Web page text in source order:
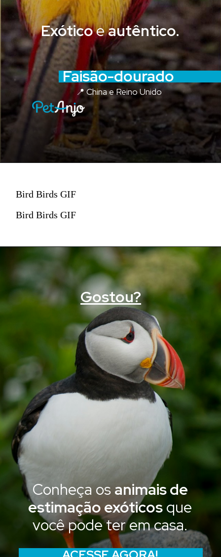
Faisão-dourado
📍 China e Reino Unido
Exóticoeautêntico.
Bird Birds GIF
Bird Birds GIF
Gostou?
Conheça os animais de
estimação exóticos que
você pode ter em casa.